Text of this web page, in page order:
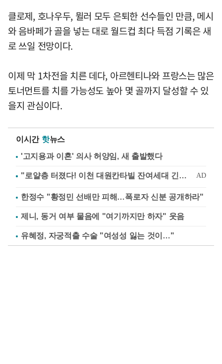
클로제, 호나우두, 뮐러 모두 은퇴한 선수들인 만큼, 메시
와 음바페가 골을 넣는 대로 월드컵 최다 득점 기록은 새
로 쓰일 전망이다.
이제 막 1차전을 치른 데다, 아르헨티나와 프랑스는 많은
토너먼트를 치를 가능성도 높아 몇 골까지 달성할 수 있
을지 관심이다.
이시간 핫뉴스
'고지용과 이혼' 의사 허양임, 새 출발했다
한정수 "황정민 선배만 피해…폭로자 신분 공개하라"
제니, 동거 여부 물음에 "여기까지만 하자" 웃음
유혜정, 자궁적출 수술 "여성성 잃는 것이…"